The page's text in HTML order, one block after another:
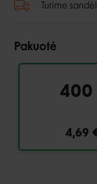
Turime
Pakuotė
400
4,69